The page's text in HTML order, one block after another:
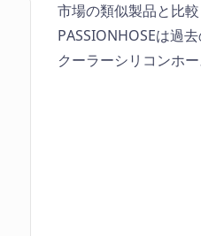
市場の類似製品と比
PASSIONHOSEは過
クーラーシリコンホ